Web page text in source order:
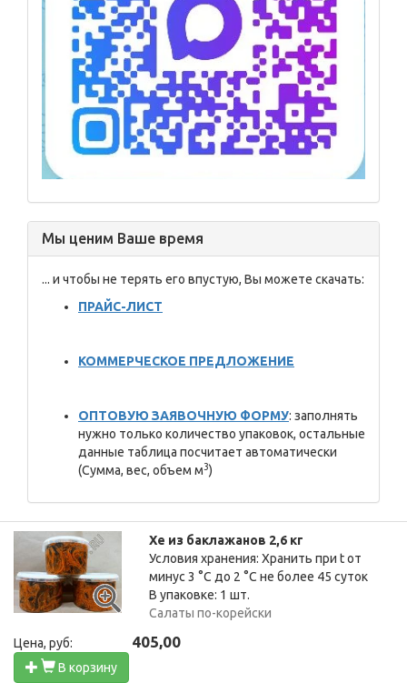
Мы ценим Ваше время
... и чтобы не терять его впустую, Вы можете скачать:
ПРАЙС-ЛИСТ
КОММЕРЧЕСКОЕ ПРЕДЛОЖЕНИЕ
ОПТОВУЮ ЗАЯВОЧНУЮ ФОРМУ: заполнять
нужно только количество упаковок, остальные
данные таблица посчитает автоматически
(Сумма, вес, объем м3)
Хе из баклажанов 2,6 кг
Условия хранения: Хранить при t от
минус 3 °C до 2 °C не более 45 суток
В упаковке: 1 шт.
Салаты по-корейски
Цена, руб: 405,00
В корзину